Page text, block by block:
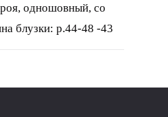
одношовный, со
блузки: р.44-48 -43
- 62 см.